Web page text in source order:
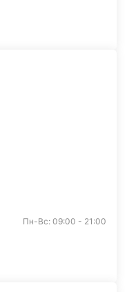
Пн-Вс: 09:00 - 21:00